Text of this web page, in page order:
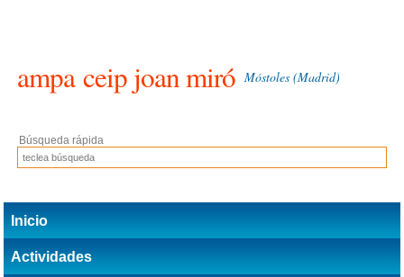
ampaceip joan miró Móstoles (Madrid)
Búsqueda rápida
Inicio
Actividades